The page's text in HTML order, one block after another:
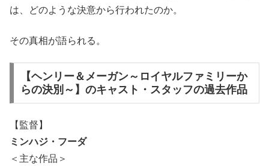
は、どのような決意から行われたのか。
その真相が語られる。
【ヘンリー＆メーガン～ロイヤルファミリーか
らの決別～】のキャスト・スタッフの過去作品
【監督】
ミンハジ・フーダ
＜主な作品＞